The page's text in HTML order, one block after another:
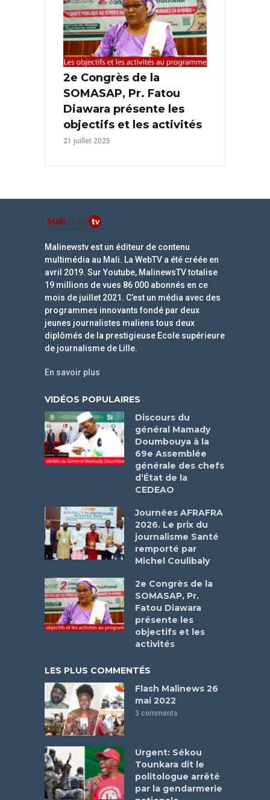
2e Congrès de la
SOMASAP, Pr. Fatou
Diawara présente les
objectifs et les activités
21 juillet 2025
Malinewstv est un éditeur de contenu
multimédia au Mali. La WebTV a été créée en
avril 2019. Sur Youtube, MalinewsTV totalise
19 millions de vues 86 000 abonnés en ce
mois de juillet 2021. C’est un média avec des
programmes innovants fondé par deux
jeunes journalistes maliens tous deux
diplômés de la prestigieuse Ecole supérieure
de journalisme de Lille.
En savoir plus
VIDÉOS POPULAIRES
Discours du
général Mamady
Doumbouya à la
69e Assemblée
générale des chefs
d’État de la
CEDEAO
Journées AFRAFRA
2026. Le prix du
journalisme Santé
remporté par
Michel Coulibaly
2e Congrès de la
SOMASAP, Pr.
Fatou Diawara
présente les
objectifs et les
activités
LES PLUS COMMENTÉS
Flash Malinews 26
mai 2022
3 comments
Urgent: Sékou
Tounkara dit le
politologue arrêté
par la gendarmerie